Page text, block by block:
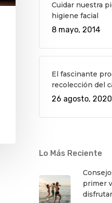
Cuidar nuestra
higiene facial
8 mayo, 2014
El fascinante
recolección del
26 agosto, 2020
Lo Más Reciente
primer